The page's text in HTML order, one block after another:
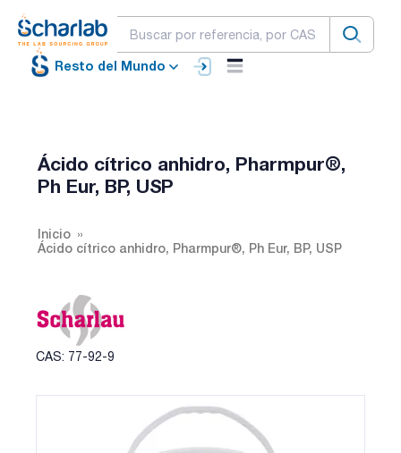
Resto del Mundo
Ácido cítrico anhidro, Pharmpur®,
Ph Eur, BP, USP
Inicio
Ácido cítrico anhidro, Pharmpur®, Ph Eur, BP, USP
CAS: 77-92-9